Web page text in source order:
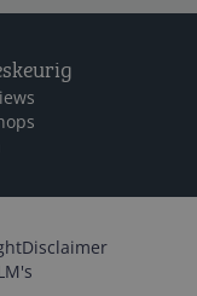
Disclaimer